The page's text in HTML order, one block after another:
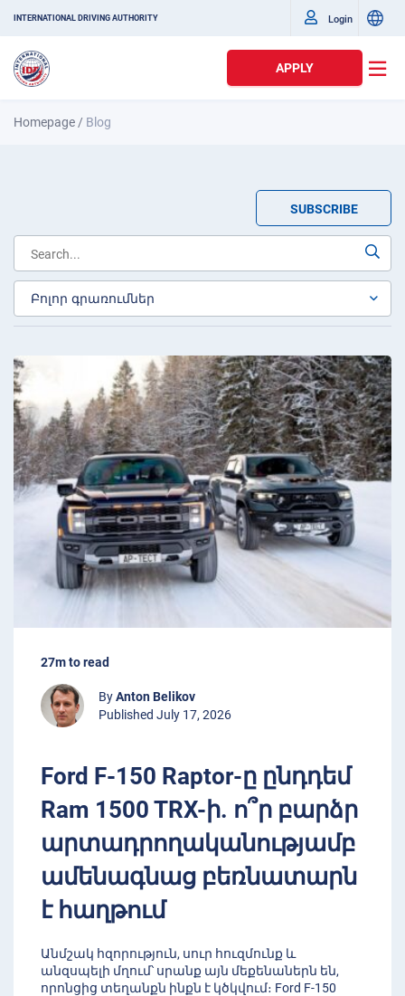
INTERNATIONAL DRIVING AUTHORITY Login
APPLY
Homepage / Blog
SUBSCRIBE
27m to read
ByAnton Belikov
Published July 17, 2026
Ford F-150 Raptor-ը ընդդեմ
Ram 1500 TRX-ի. ո՞ր բարձր
արտադրողականությամբ
ամենագնաց բեռնատարն
է հաղթում
Անմշակ հզորություն, սուր հուզմունք և
անզսպելի մղում՝ սրանք այն մեքենաներն են,
որոնցից տեղանքն ինքն է կծկվում։ Ford F-150